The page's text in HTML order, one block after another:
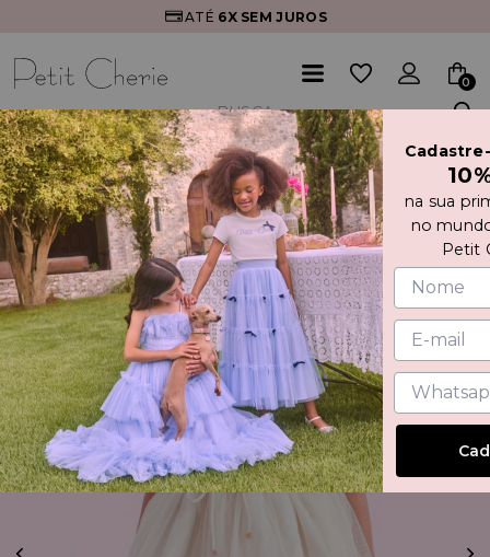
ATÉ 6XSEM JUROS
0
Início VESTIDO DE TULE COM BRILHO E LAÇO
na sua
no
Petit